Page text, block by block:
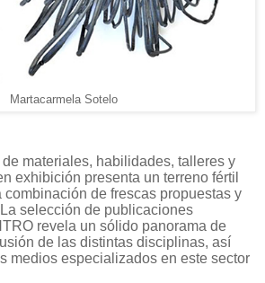
Martacarmela Sotelo
materiales, habilidades, talleres y
exhibición presenta un terreno fértil
de frescas propuestas y
selección de publicaciones
revela un sólido panorama de
de las distintas disciplinas, así
medios especializados en este sector